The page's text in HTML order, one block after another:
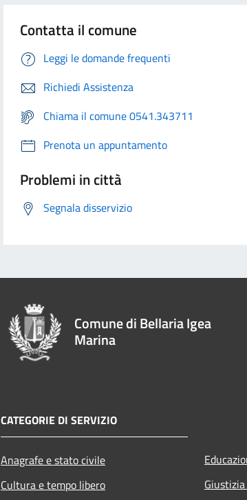
Contatta il comune
Leggi le domande frequenti
Richiedi Assistenza
Chiama il comune 0541.343711
Prenota un appuntamento
Problemi in città
Segnala disservizio
Comune di Bellaria Igea
Marina
CATEGORIE DI SERVIZIO
Anagrafe e stato civile
Cultura e tempo libero